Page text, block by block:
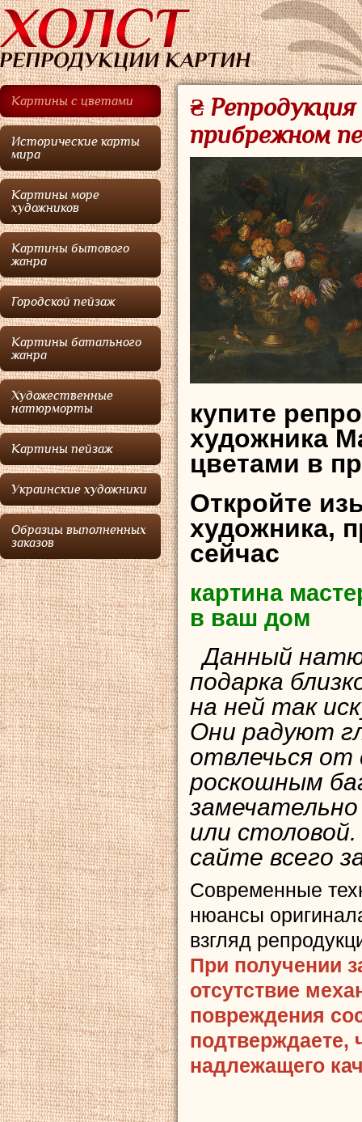
Картины с цветами
Исторические карты
мира
Картины море
художников
Картины бытового
жанра
Городской пейзаж
Картины батального
жанра
Художественные
натюрморты
Картины пейзаж
Украинские художники
Образцы выполненных
заказов
₴
прибрежном
купите
художника
цветами в
Откройте
художника,
сейчас
картина
в ваш дом
Данный
подарка
на ней так
Они радуют
отвлечься от
роскошным
или
сайте всего
Современные
нюансы
взгляд
При получении
отсутствие
повреждения
подтверждаете,
надлежащего